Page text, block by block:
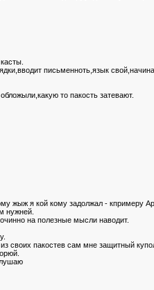
письменноть,язык
то пакость затевают.
жыж я кой кому задолжал - кпримеру
нужней.
на полезные мысли наводит.
своих пакостев сам мне защитный